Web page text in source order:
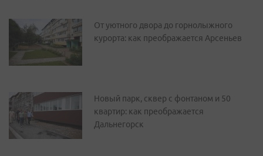
От уютного двора до горнолыжного
курорта: как преображается Арсеньев
Новый парк, сквер с фонтаном и 50
квартир: как преображается
Дальнегорск